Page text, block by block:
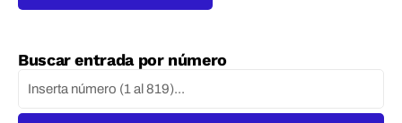
Buscar entrada por número